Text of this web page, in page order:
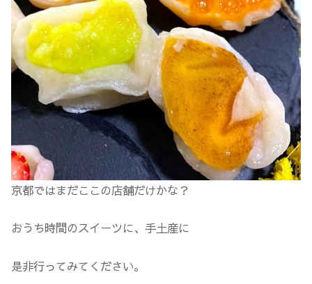
京都ではまだここの店舗だけかな？
おうち時間のスイーツに、手土産に
是非行ってみてください。